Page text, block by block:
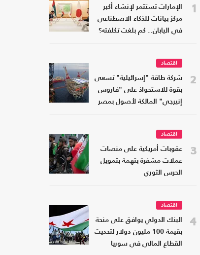
1
الإمارات تستثمر لإنشاء أكبر
مركز بيانات للذكاء الاصطناعي
في اليابان.. كم بلغت تكلفته؟
2
اقتصاد
شركة طاقة "إسرائيلية" تسعى
بقوة للاستحواذ على "فاروس
إنيرجي" المالكة لأصول بمصر
3
اقتصاد
عقوبات أمريكية على منصات
عملات مشفرة بتهمة بتمويل
الحرس الثوري
4
اقتصاد
البنك الدولي يوافق على منحة
بقيمة 100 مليون دولار لتحديث
القطاع المالي في سوريا